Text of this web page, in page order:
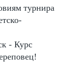
турнира
- Курс